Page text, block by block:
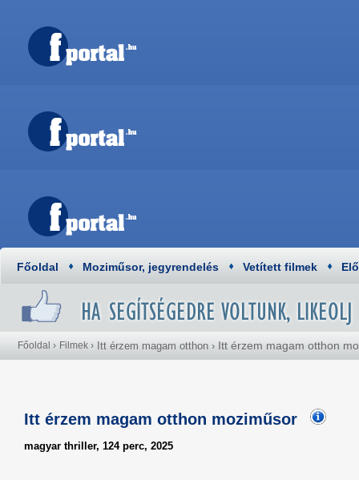
Főoldal Moziműsor, jegyrendelés Vetített filmek
Főoldal › Filmek › Itt érzem magam otthon › Itt érzem magam otthon
Itt érzem magam otthon moziműsor
magyar thriller, 124 perc, 2025